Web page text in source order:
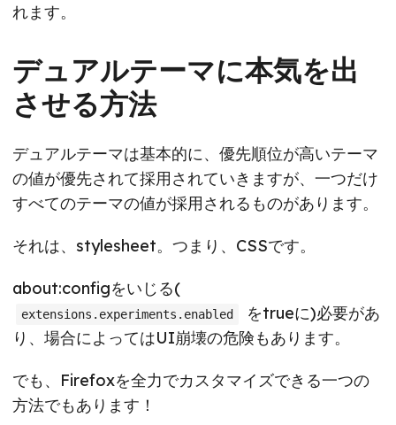
れます。
デュアルテーマに本気を出
させる方法
デュアルテーマは基本的に、優先順位が高いテーマ
の値が優先されて採用されていきますが、一つだけ
すべてのテーマの値が採用されるものがあります。
それは、stylesheet。つまり、CSSです。
about:configをいじる(
extensions.experiments.enabled
をtrueに)必要があ
り、場合によってはUI崩壊の危険もあります。
でも、Firefoxを全力でカスタマイズできる一つの
方法でもあります！